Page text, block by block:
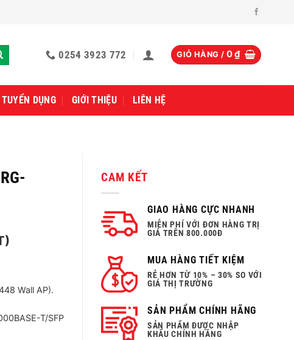
0254 3923 772 GIỎ HÀNG / 0₫
TUYỂN DỤNG GIỚI THIỆU LIÊN HỆ
CAM KẾT
GIAO HÀNG CỰC NHANH
MIỄN PHÍ VỚI ĐƠN HÀNG TRỊ
GIÁ TRÊN 800.000Đ
MUA HÀNG TIẾT KIỆM
RẺ HƠN TỪ 10% – 30% SO VỚI
GIÁ THỊ TRƯỜNG
SẢN PHẨM CHÍNH HÃNG
SẢN PHẨM ĐƯỢC NHẬP
KHẨU CHÍNH HÃNG
Wall AP).
T/SFP